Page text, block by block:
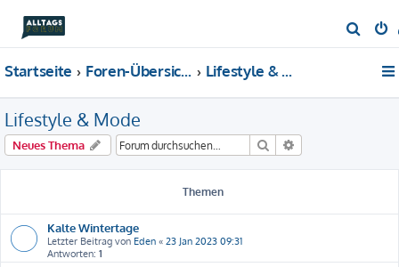
u
Startseite Foren-Übersicht Lifestyle & Mode
Lifestyle & Mode
Neues Thema Suche
Themen
Kalte Wintertage
Letzter Beitrag von Eden « 23 Jan 2023 09:31
Antworten: 1